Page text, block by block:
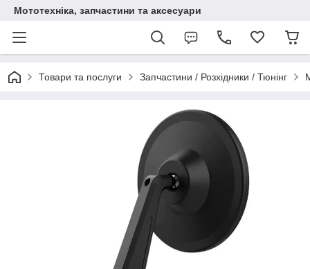
Мототехніка, запчастини та аксесуари
Товари та послуги Запчастини / Розхідники / Тюнінг